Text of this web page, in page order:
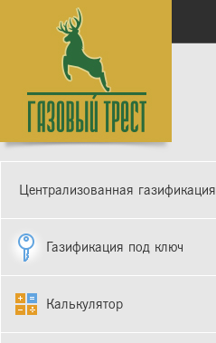
Централизованная газификация
Газификация под ключ
Калькулятор